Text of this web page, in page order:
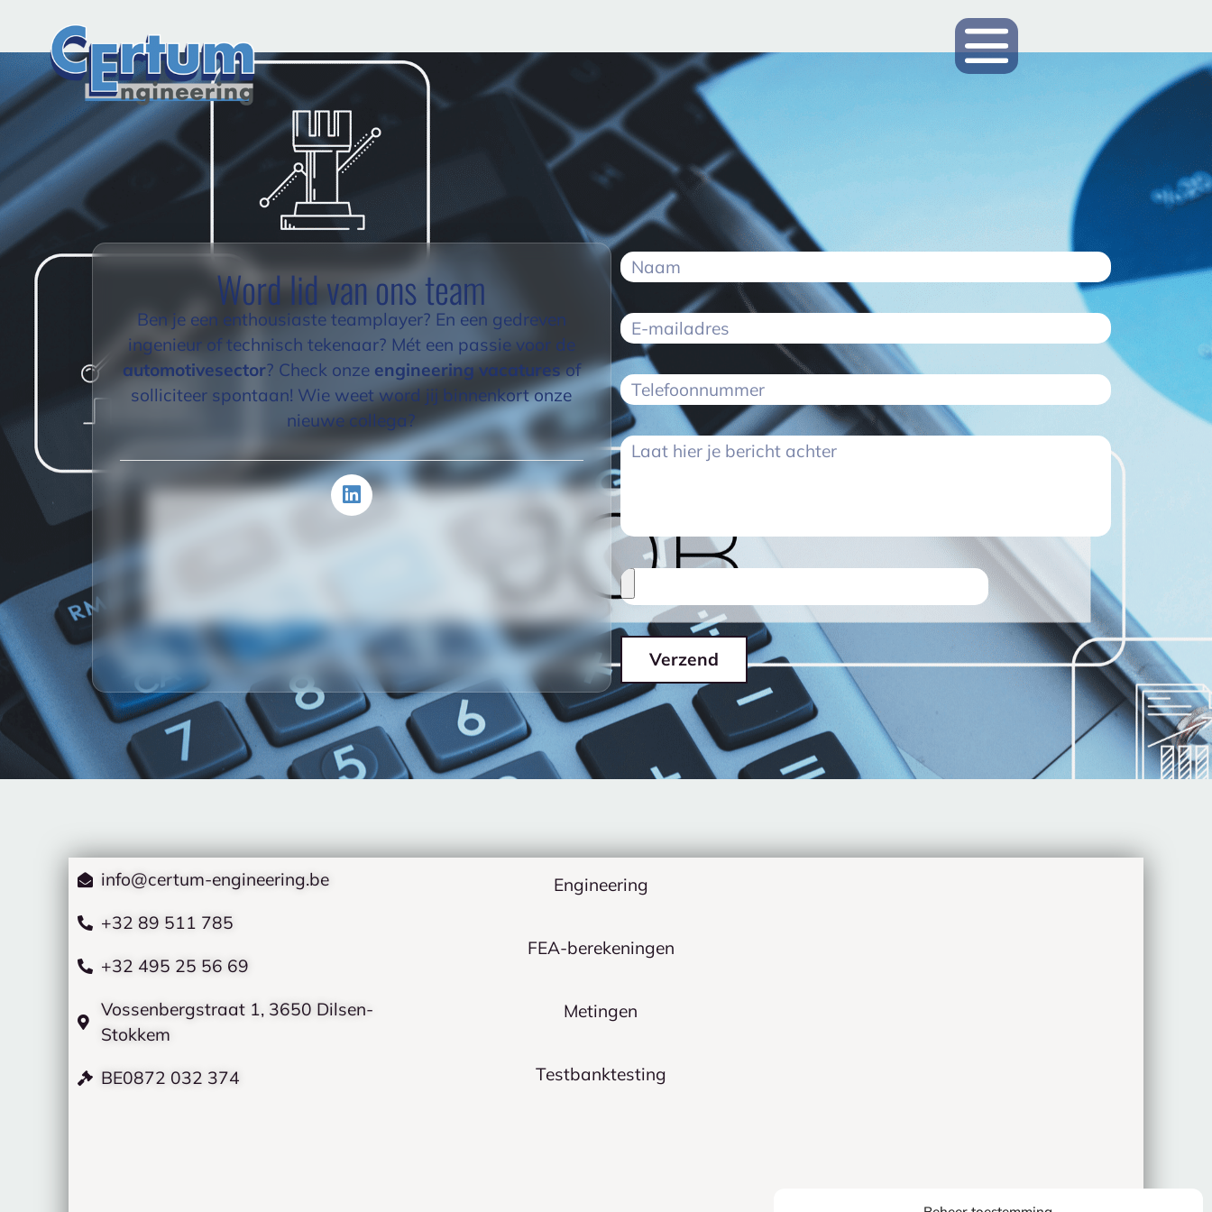
Word lid van ons team
Ben je een enthousiaste teamplayer? En een gedreven
ingenieur of technisch tekenaar? Mét een passie voor de
automotivesector? Check onzeengineering vacaturesof
solliciteer spontaan! Wie weet word jij binnenkort onze
nieuwe collega?
Verzend
info@certum-engineering.be
+32 89 511 785
+32 495 25 56 69
Vossenbergstraat 1, 3650 Dilsen-
Stokkem
BE0872 032 374
Engineering
FEA-berekeningen
Metingen
Testbanktesting